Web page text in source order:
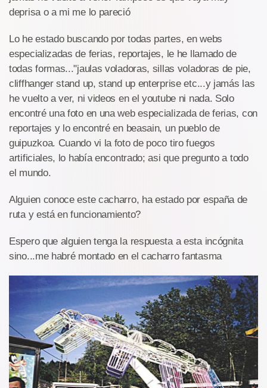
deprisa o a mi me lo pareció
Lo he estado buscando por todas partes, en webs
especializadas de ferias, reportajes, le he llamado de
todas formas..."jaulas voladoras, sillas voladoras de pie,
cliffhanger stand up, stand up enterprise etc...y jamás las
he vuelto a ver, ni videos en el youtube ni nada. Solo
encontré una foto en una web especializada de ferias, con
reportajes y lo encontré en beasain, un pueblo de
guipuzkoa. Cuando vi la foto de poco tiro fuegos
artificiales, lo había encontrado; asi que pregunto a todo
el mundo.
Alguien conoce este cacharro, ha estado por españa de
ruta y está en funcionamiento?
Espero que alguien tenga la respuesta a esta incógnita
sino...me habré montado en el cacharro fantasma